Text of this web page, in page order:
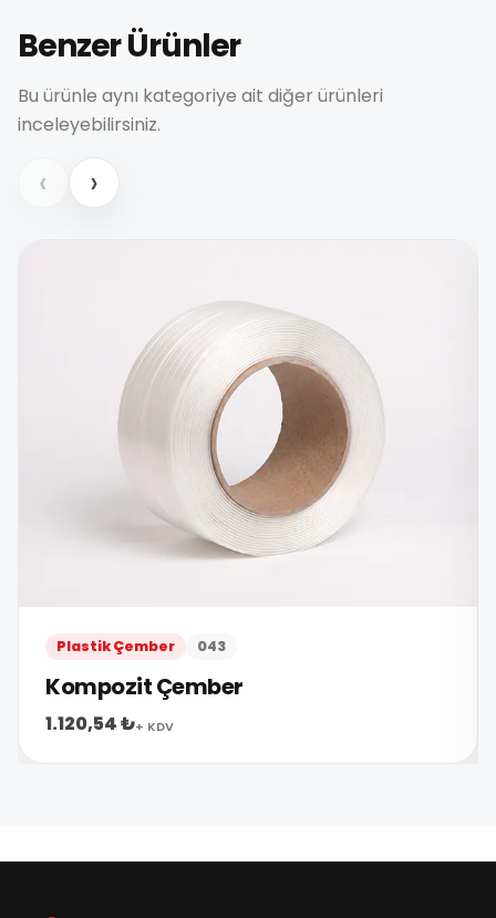
Benzer Ürünler
Bu ürünle aynı kategoriye ait diğer ürünleri
inceleyebilirsiniz.
‹ ›
Plastik Çember 043
Kompozit Çember
1.120,54 ₺+ KDV